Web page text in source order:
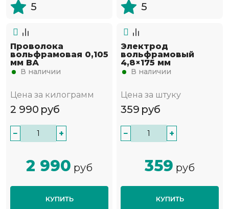
5 5
Проволока
вольфрамовая 0,105
мм ВА
В наличии
Цена за килограмм
2 990 руб
− +
2 990 руб
КУПИТЬ
Электрод
вольфрамовый
4,8×175 мм
В наличии
Цена за штуку
359 руб
− +
359 руб
КУПИТЬ